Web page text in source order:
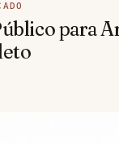
para